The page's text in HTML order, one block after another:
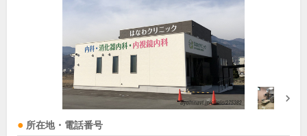
所在地・電話番号